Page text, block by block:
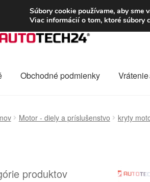
od 6 EUR
Obchodné podmienky
Motor - diely a príslušenstvo kryty
produktov
Súbory cookie používame, aby
Viac informácií o tom, ktoré súbory